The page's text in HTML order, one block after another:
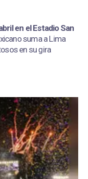
en el Estadio San
suma a Lima
en su gira